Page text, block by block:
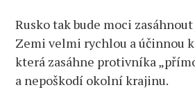
Rusko tak bude moci
Zemi velmi rychlou a účinnou
která zasáhne protivníka
a nepoškodí okolní krajinu.